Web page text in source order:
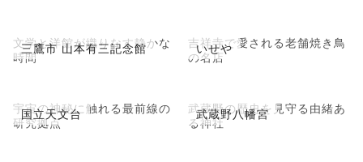
三鷹市 山本有三記念館
文学と洋館が織りなす静かな
時間
いせや
吉祥寺で愛される老舗焼き鳥
の名店
国立天文台
宇宙の神秘に触れる最前線の
研究拠点
武蔵野八幡宮
武蔵野の歴史を見守る由緒あ
る神社